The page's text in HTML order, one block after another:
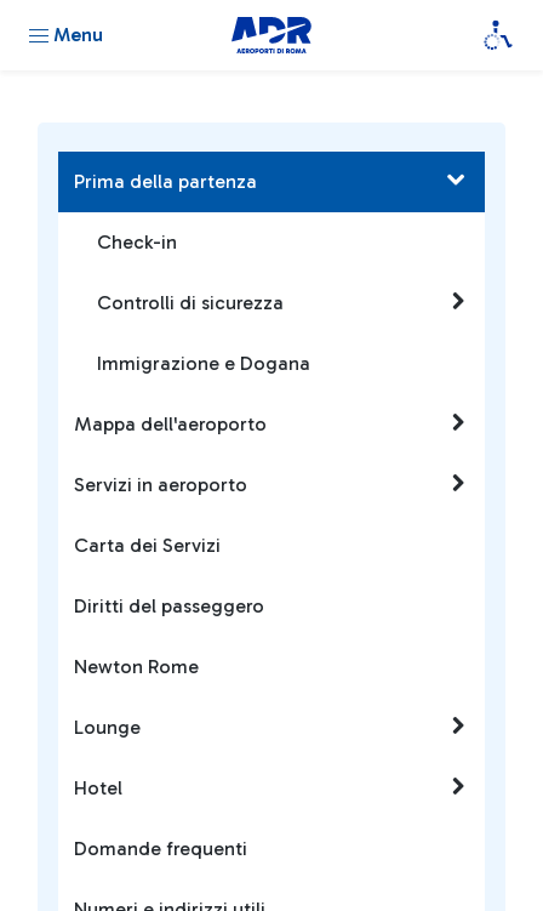
Menu
Prima della partenza
Check-in
Controlli di sicurezza
Immigrazione e Dogana
Mappa dell'aeroporto
Servizi in aeroporto
Carta dei Servizi
Diritti del passeggero
Newton Rome
Lounge
Hotel
Domande frequenti